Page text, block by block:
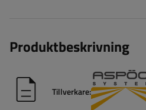
Produktbeskrivning
Tillverkare: